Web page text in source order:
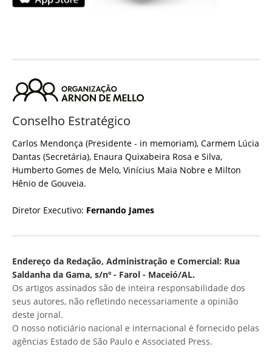
Conselho Estratégico
Carlos Mendonça (Presidente - in memoriam), Carmem Lúcia
Dantas (Secretária), Enaura Quixabeira Rosa e Silva,
Humberto Gomes de Melo, Vinícius Maia Nobre e Milton
Hênio de Gouveia.
Diretor Executivo: Fernando James
Endereço da Redação, Administração e Comercial: Rua
Saldanha da Gama, s/nº - Farol - Maceió/AL.
Os artigos assinados são de inteira responsabilidade dos
seus autores, não refletindo necessariamente a opinião
deste jornal.
O nosso noticiário nacional e internacional é fornecido pelas
agências Estado de São Paulo e Associated Press.